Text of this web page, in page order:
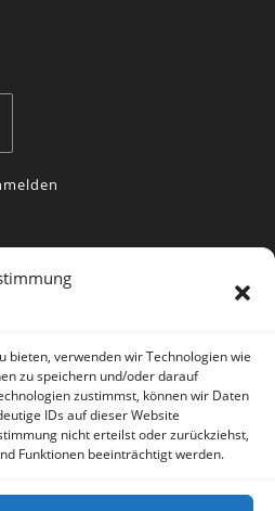
bieten, verwenden wir Technologien wie
zu speichern und/oder darauf
zustimmst, können wir Daten
IDs auf dieser Website
nicht erteilst oder zurückziehst,
Funktionen beeinträchtigt werden.